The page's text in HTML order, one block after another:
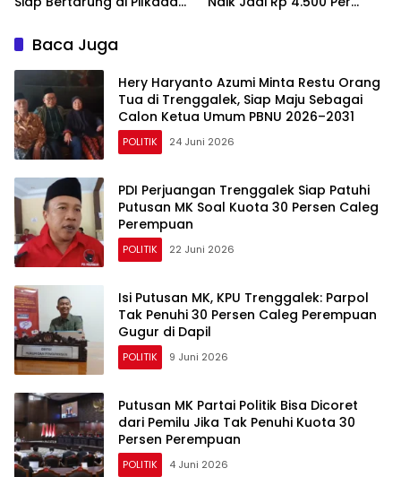
Baca Juga
Hery Haryanto Azumi Minta Restu Orang
Tua di Trenggalek, Siap Maju Sebagai
Calon Ketua Umum PBNU 2026–2031
POLITIK 24 Juni 2026
PDI Perjuangan Trenggalek Siap Patuhi
Putusan MK Soal Kuota 30 Persen Caleg
Perempuan
POLITIK 22 Juni 2026
Isi Putusan MK, KPU Trenggalek: Parpol
Tak Penuhi 30 Persen Caleg Perempuan
Gugur di Dapil
POLITIK 9 Juni 2026
Putusan MK Partai Politik Bisa Dicoret
dari Pemilu Jika Tak Penuhi Kuota 30
Persen Perempuan
POLITIK 4 Juni 2026